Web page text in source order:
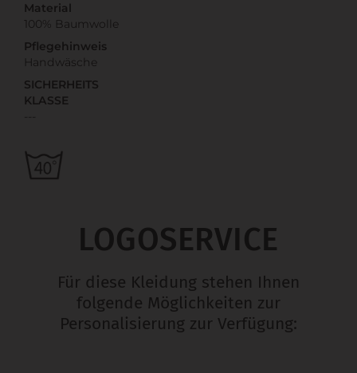
Material
100% Baumwolle
Pflegehinweis
Handwäsche
SICHERHEITS
KLASSE
LOGOSERVICE
Für diese Kleidung stehen Ihnen
folgende Möglichkeiten zur
Personalisierung zur Verfügung: